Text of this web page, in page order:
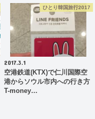
ひとり韓国旅行2017
2017.3.1
空港鉄道(KTX)で仁川国際空
港からソウル市内への行き方
T-money…